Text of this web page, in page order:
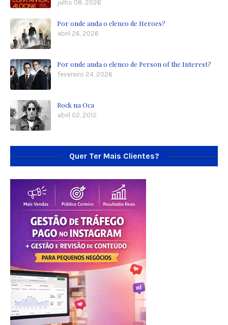
julho 08, 2026
Por onde anda o elenco de Heroes?
abril 26, 2026
Por onde anda o elenco de Person of the Interest?
fevereiro 24, 2026
Rock na Oca
abril 02, 2012
Quer Ter Mais Clientes?